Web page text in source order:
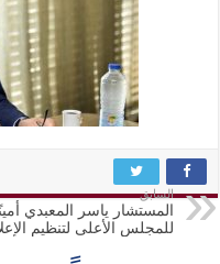
السابق
المستشار ياسر المعبدي
للمجلس الأعلى لتنظيم